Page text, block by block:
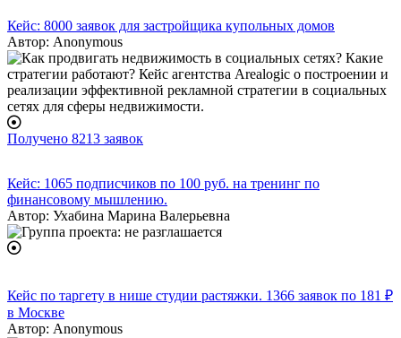
Кейс: 8000 заявок для застройщика купольных домов
Автор: Anonymous
Получено 8213 заявок
Кейс: 1065 подписчиков по 100 руб. на тренинг по
финансовому мышлению.
Автор: Ухабина Марина Валерьевна
Кейс по таргету в нише студии растяжки. 1366 заявок по 181 ₽
в Москве
Автор: Anonymous